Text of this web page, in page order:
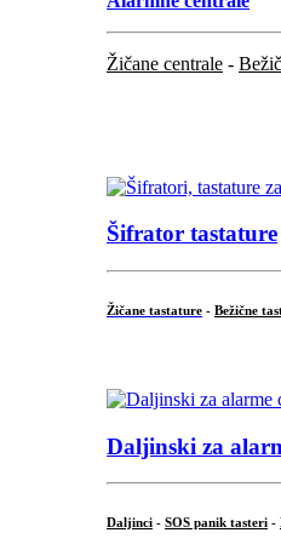
Žičane centrale -
Šifrator tastature
Žičane tastature - Bežične
Daljinski za
Daljinci - SOS panik tasteri -